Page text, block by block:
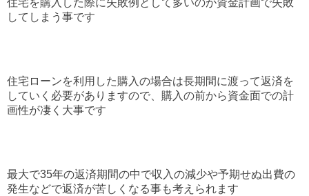
住宅を購入した際に失敗例として多いのが資金計画で失敗
してしまう事です
住宅ローンを利用した購入の場合は長期間に渡って返済を
していく必要がありますので、購入の前から資金面での計
画性が凄く大事です
最大で35年の返済期間の中で収入の減少や予期せぬ出費の
発生などで返済が苦しくなる事も考えられます